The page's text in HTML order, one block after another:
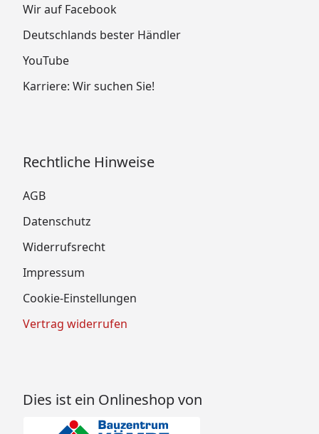
Wir auf Facebook
Deutschlands bester Händler
YouTube
Karriere: Wir suchen Sie!
Rechtliche Hinweise
AGB
Datenschutz
Widerrufsrecht
Impressum
Cookie-Einstellungen
Vertrag widerrufen
Dies ist ein Onlineshop von